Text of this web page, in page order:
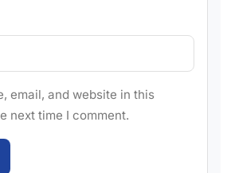
email, and website in this
next time I comment.